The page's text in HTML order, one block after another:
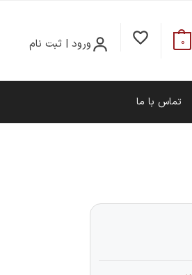
ورود | ثبت نام 0
تماس با ما